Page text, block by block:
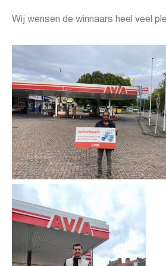
Wij wensen de winnaars heel veel